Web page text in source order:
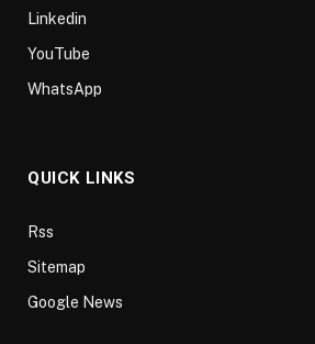
Linkedin
YouTube
WhatsApp
QUICK LINKS
Rss
Sitemap
Google News